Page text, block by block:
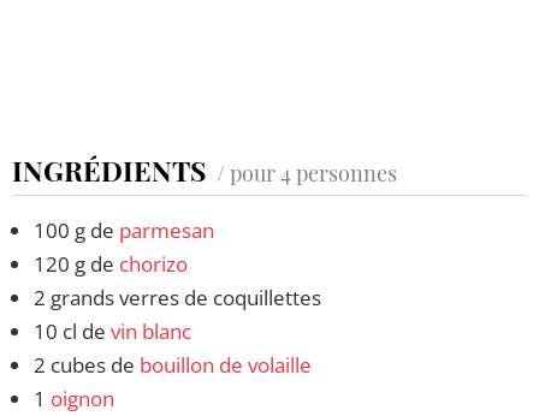
INGRÉDIENTS / pour 4 personnes
100 g de parmesan
120 g de chorizo
2 grands verres de coquillettes
10 cl de vin blanc
2 cubes de bouillon de volaille
1 oignon